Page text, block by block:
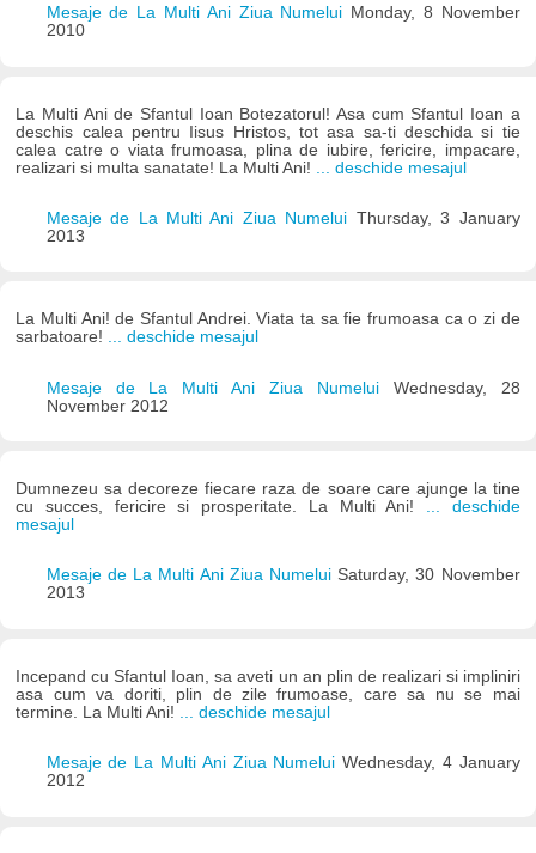
Mesaje de La Multi Ani Ziua Numelui Monday, 8 November
2010
La Multi Ani de Sfantul Ioan Botezatorul! Asa cum Sfantul Ioan a
deschis calea pentru Iisus Hristos, tot asa sa-ti deschida si tie
calea catre o viata frumoasa, plina de iubire, fericire, impacare,
realizari si multa sanatate! La Multi Ani!
... deschide mesajul
Mesaje de La Multi Ani Ziua Numelui Thursday, 3 January
2013
La Multi Ani! de Sfantul Andrei. Viata ta sa fie frumoasa ca o zi de
sarbatoare! ... deschide mesajul
Mesaje de La Multi Ani Ziua Numelui Wednesday, 28
November 2012
Dumnezeu sa decoreze fiecare raza de soare care ajunge la tine
cu succes, fericire si prosperitate. La Multi Ani! ... deschide
mesajul
Mesaje de La Multi Ani Ziua Numelui Saturday, 30 November
2013
Incepand cu Sfantul Ioan, sa aveti un an plin de realizari si impliniri
asa cum va doriti, plin de zile frumoase, care sa nu se mai
termine. La Multi Ani!
... deschide mesajul
Mesaje de La Multi Ani Ziua NumeluiWednesday, 4 January
2012